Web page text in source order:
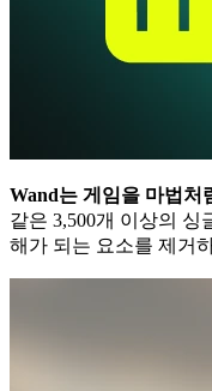
Wand는 게임을 마법처
같은 3,500개 이상의
해가 되는 요소를 제거